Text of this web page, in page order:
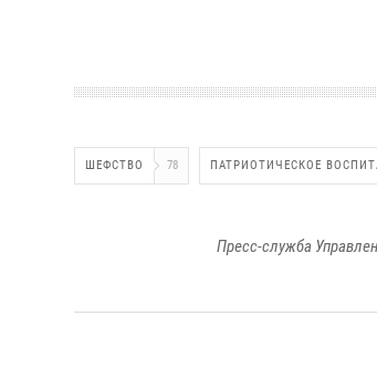
ШЕФСТВО 78 ПАТРИОТИЧЕСКОЕ
Пресс-служба